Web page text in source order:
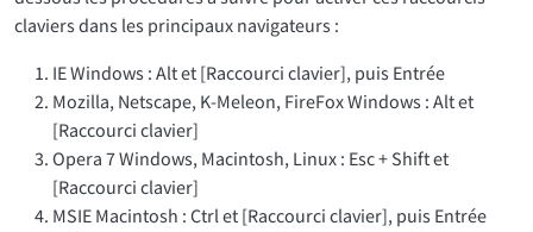
claviers dans les principaux navigateurs :
IE Windows : Alt et [Raccourci clavier], puis Entrée
Mozilla, Netscape, K-Meleon, FireFox Windows : Alt et
[Raccourci clavier]
Opera 7 Windows, Macintosh, Linux : Esc + Shift et
[Raccourci clavier]
MSIE Macintosh : Ctrl et [Raccourci clavier], puis Entrée